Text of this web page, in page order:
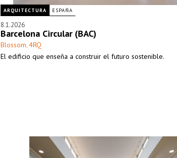
ARQUITECTURA ESPAÑA
8.1.2026
Barcelona Circular (BAC)
Blossom, 4RQ
El edificio que enseña a construir el futuro sostenible.